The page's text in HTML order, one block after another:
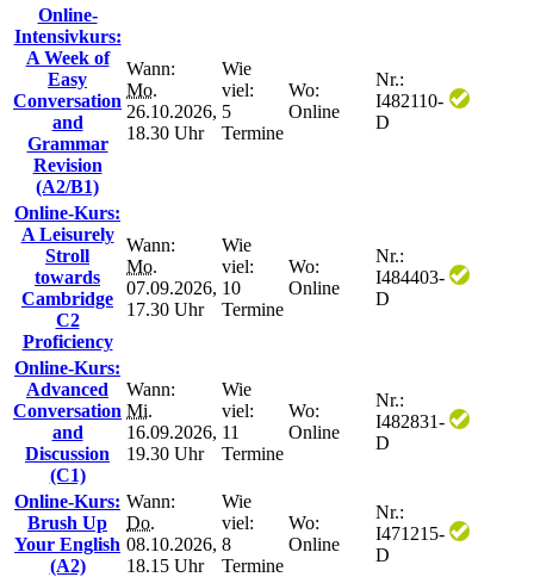
Online-
Intensivkurs:
A Week of
Easy
Conversation
and
Grammar
Revision
(A2/B1)
Wann:
Mo.
26.10.2026,
18.30 Uhr
Wie
viel:
5
Termine
Wo:
Online
Nr.:
I482110-
D
Online-Kurs:
A Leisurely
Stroll
towards
Cambridge
C2
Proficiency
Wann:
Mo.
07.09.2026,
17.30 Uhr
Wie
viel:
10
Termine
Wo:
Online
Nr.:
I484403-
D
Online-Kurs:
Advanced
Conversation
and
Discussion
(C1)
Wann:
Mi.
16.09.2026,
19.30 Uhr
Wie
viel:
11
Termine
Wo:
Online
Nr.:
I482831-
D
Online-Kurs:
Brush Up
Your English
(A2)
Wann:
Do.
08.10.2026,
18.15 Uhr
Wie
viel:
8
Termine
Wo:
Online
Nr.:
I471215-
D